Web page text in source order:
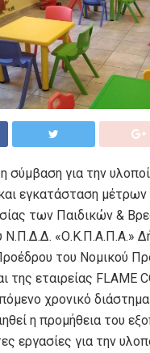
σύμβαση για την
εγκατάσταση
των Παιδικών &
Ν.Π.Δ.Δ. «Ο.Κ.Π.Α.Π.Α.»
του Νομικού
της εταιρείας FLAME
χρονικό
η προμήθεια του
εργασίες για την